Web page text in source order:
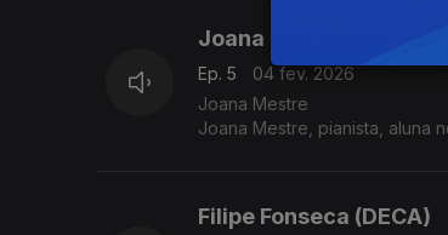
Joana Mestre
Ep. 5
04 fev. 2026
Joana Mestre
Joana Mestre, pianista, aluna
Filipe Fonseca (DECA)